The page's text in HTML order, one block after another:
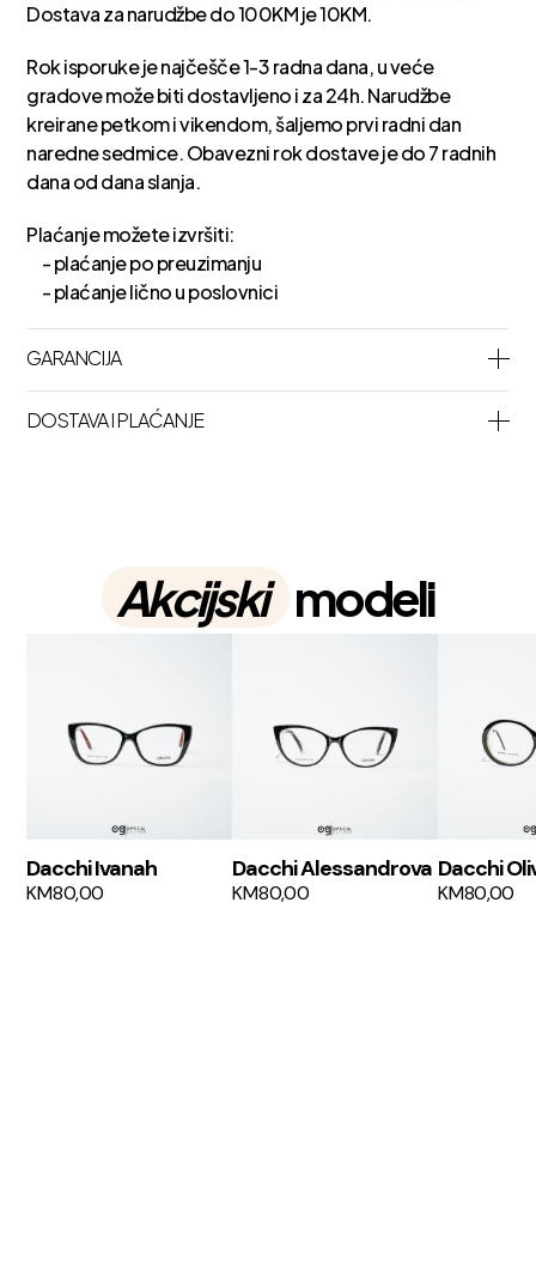
Dostava za narudžbe do 100KM je 10KM.
Rok isporuke je najčešče 1-3 radna dana, u veće
gradove može biti dostavljeno i za 24h. Narudžbe
kreirane petkom i vikendom, šaljemo prvi radni dan
naredne sedmice. Obavezni rok dostave je do 7 radnih
dana od dana slanja.
Plaćanje možete izvršiti:
- plaćanje po preuzimanju
- plaćanje lično u poslovnici
GARANCIJA
DOSTAVA I PLAĆANJE
Akcijski modeli
Dacchi Ivanah
KM80,00
Dacchi Alessandrova
KM80,00
Dacchi
KM80,00